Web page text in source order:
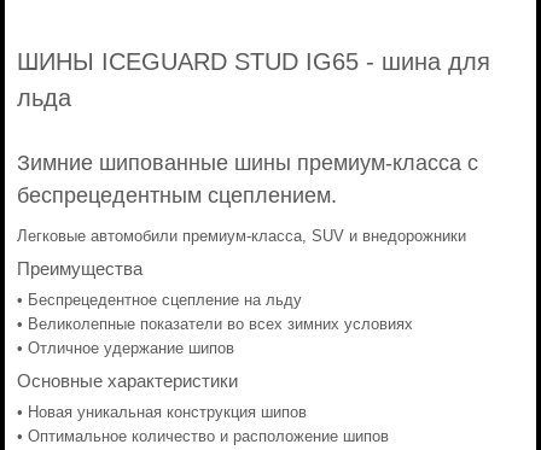
ШИНЫ ICEGUARD STUD IG65 - шина для
льда
Зимние шипованные шины премиум-класса с
беспрецедентным сцеплением.
Легковые автомобили премиум-класса, SUV и внедорожники
Преимущества
• Беспрецедентное сцепление на льду
• Великолепные показатели во всех зимних условиях
• Отличное удержание шипов
Основные характеристики
• Новая уникальная конструкция шипов
• Оптимальное количество и расположение шипов